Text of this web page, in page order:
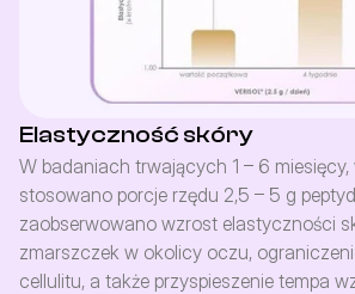
Elastyczność skóry
W badaniach trwających 1 – 6
stosowano porcje rzędu 2,5 – 5 g
zaobserwowano wzrost elastyczności
zmarszczek w okolicy oczu,
cellulitu, a także przyspieszenie tempa